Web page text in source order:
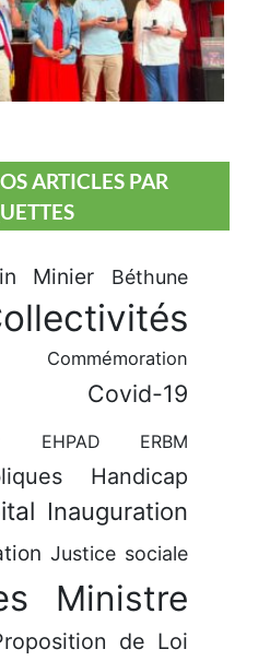
ARTICLES PAR
Minier Béthune
Commémoration
Covid-19
EHPAD ERBM
Handicap
Inauguration
Justice sociale
Ministre
de Loi